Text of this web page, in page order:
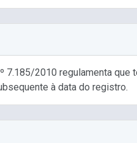
7.185/2010 regulamenta que
à data do registro.